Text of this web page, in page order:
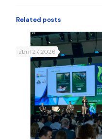
Related posts
abril 27, 2026